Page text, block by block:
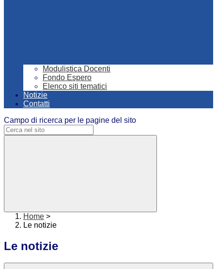
Modulistica Docenti
Fondo Espero
Elenco siti tematici
Notizie
Contatti
Campo di ricerca per le pagine del sito
Home >
Le notizie
Le notizie